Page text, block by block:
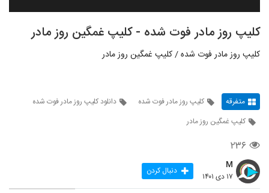
کلیپ روز مادر فوت شده - کلیپ غمگین روز مادر
کلیپ روز مادر فوت شده / کلیپ غمگین روز مادر
متفرقه کلیپ روز مادر فوت شده
دانلود کلیپ روز مادر فوت شده
کلیپ غمگین روز مادر
۲۳۶
M
۱۷ دی ۱۴۰۱ دنبال کردن